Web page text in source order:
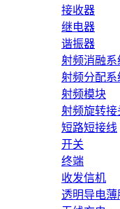
接收器
继电器
谐振器
射频消融系
射频分配系
射频模块
射频旋转接
短路短接线
开关
终端
收发信机
透明导电薄